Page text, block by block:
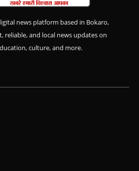
news platform based in Bokaro,
reliable, and local news updates on
culture, and more.